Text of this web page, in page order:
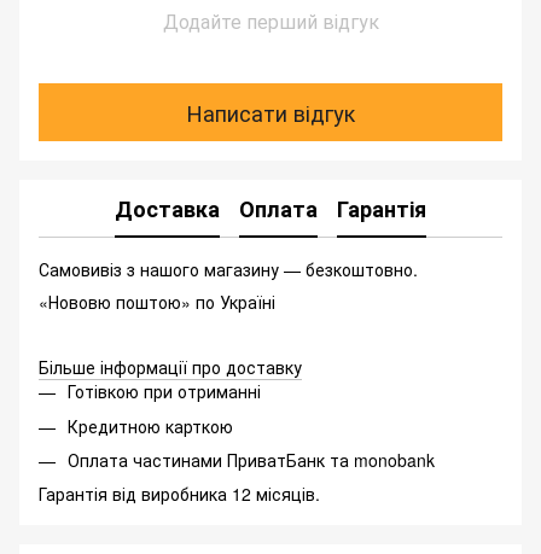
Додайте перший відгук
Написати відгук
Доставка Оплата Гарантія
Самовивіз з нашого магазину — безкоштовно.
«Нововю поштою» по Україні
Більше інформації про доставку
Готівкою при отриманні
Кредитною карткою
Оплата частинами ПриватБанк та monobank
Гарантія від виробника 12 місяців.